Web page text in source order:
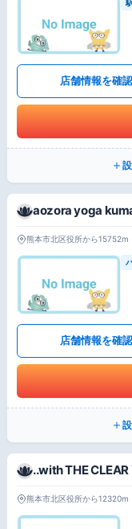
店舗情報を確認
aozora yoga
熊本市北区役所から15752m
店舗情報を確認
..with THE CLEAR
熊本市北区役所から12320m